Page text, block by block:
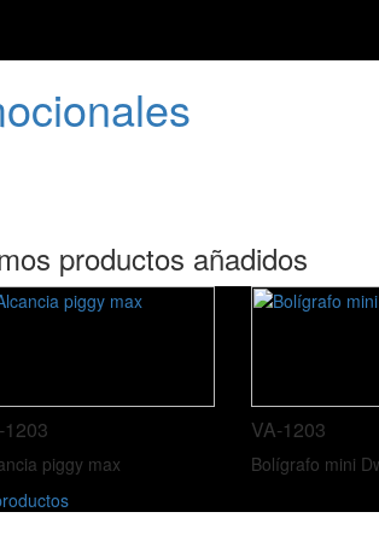
productos añadidos
1203
piggy max
VA-1203
Bolígrafo mini